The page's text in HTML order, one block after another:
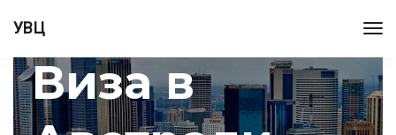
УВЦ
Виза в